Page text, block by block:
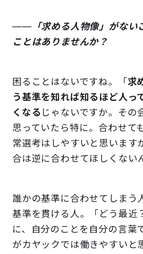
―― 「求める人物像」がない
ことはありませんか？
困ることはないですね。「 求
う基準を知れば知るほど人っ
くなる じゃないですか。その
思っていたら特に。合わせて
常選考はしやすいと思います
合は逆に合わせてほしくない
誰かの基準に合わせてしまう
基準を貫ける人。「どう最近
に、自分のことを自分の言葉
がカヤックでは働きやすいと